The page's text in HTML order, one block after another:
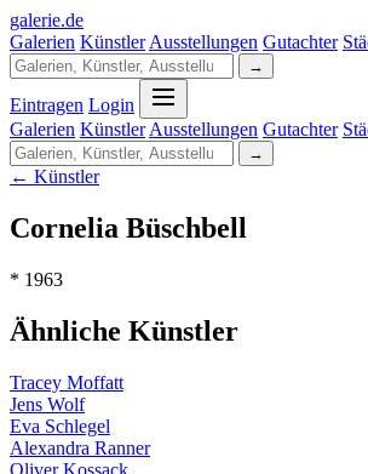
galerie.de
Galerien Künstler Ausstellungen Gutachter
→
Eintragen Login
Galerien Künstler Ausstellungen Gutachter
→
← Künstler
Cornelia Büschbell
* 1963
Ähnliche Künstler
Tracey Moffatt
Jens Wolf
Eva Schlegel
Alexandra Ranner
Oliver Kossack